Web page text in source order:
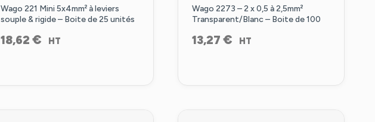
Wago 221 Mini 5x4mm² à leviers
souple & rigide – Boite de 25 unités
18,62 € HT
Wago 2273 – 2 x 0,5 à 2,5mm²
Transparent/Blanc – Boite de 100
13,27 € HT